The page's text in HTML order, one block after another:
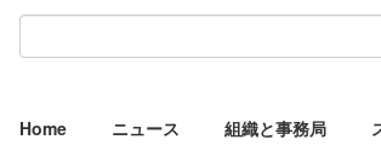
Home ニュース 組織と事務局